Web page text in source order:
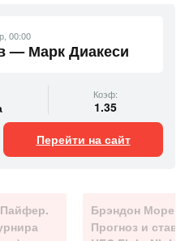
00:00
— Марк Диакеси
Коэф:
1.35
Перейти на сайт
Брэндон
Прогноз и